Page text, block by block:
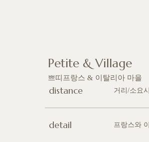
Petite & Village
쁘띠프랑스 & 이탈리아 마을
distance 거리/소요
detail 프랑스와